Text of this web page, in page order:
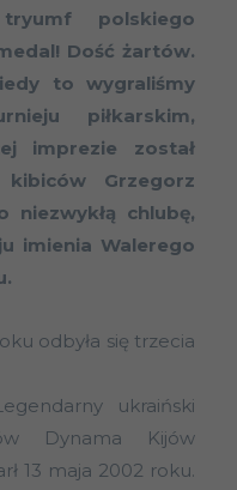
polskiego
Dość żartów.
to wygraliśmy
piłkarskim,
imprezie został
Grzegorz
niezwykłą chlubę,
imienia Walerego
odbyła się trzecia
ukraiński
Dynama Kijów
13 maja 2002 roku.